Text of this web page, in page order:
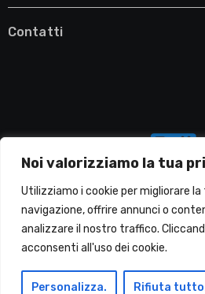
Noi valorizziamo la tua
Utilizziamo i cookie per migliorare
navigazione, offrire annunci o
analizzare il nostro traffico.
acconsenti all'uso dei cookie.
Personalizza. Rifiuta
Contatti
Migliori